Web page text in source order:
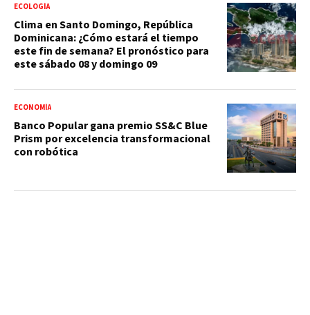
ECOLOGÍA
Clima en Santo Domingo, República
Dominicana: ¿Cómo estará el tiempo
este fin de semana? El pronóstico para
este sábado 08 y domingo 09
ECONOMÍA
Banco Popular gana premio SS&C Blue
Prism por excelencia transformacional
con robótica